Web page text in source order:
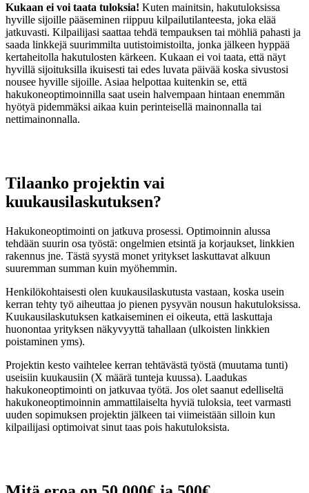
Kukaan ei voi taata tuloksia! Kuten mainitsin, hakutuloksissa
hyville sijoille pääseminen riippuu kilpailutilanteesta, joka elää
jatkuvasti. Kilpailijasi saattaa tehdä tempauksen tai möhliä pahasti ja
saada linkkejä suurimmilta uutistoimistoilta, jonka jälkeen hyppää
kertaheitolla hakutulosten kärkeen. Kukaan ei voi taata, että näyt
hyvillä sijoituksilla ikuisesti tai edes luvata päivää koska sivustosi
nousee hyville sijoille. Asiaa helpottaa kuitenkin se, että
hakukoneoptimoinnilla saat usein halvempaan hintaan enemmän
hyötyä pidemmäksi aikaa kuin perinteisellä mainonnalla tai
nettimainonnalla.
Tilaanko projektin vai
kuukausilaskutuksen?
Hakukoneoptimointi on jatkuva prosessi. Optimoinnin alussa
tehdään suurin osa työstä: ongelmien etsintä ja korjaukset, linkkien
rakennus jne. Tästä syystä monet yritykset laskuttavat alkuun
suuremman summan kuin myöhemmin.
Henkilökohtaisesti olen kuukausilaskutusta vastaan, koska usein
kerran tehty työ aiheuttaa jo pienen pysyvän nousun hakutuloksissa.
Kuukausilaskutuksen katkaiseminen ei oikeuta, että laskuttaja
huonontaa yrityksen näkyvyyttä tahallaan (ulkoisten linkkien
poistaminen yms).
Projektin kesto vaihtelee kerran tehtävästä työstä (muutama tunti)
useisiin kuukausiin (X määrä tunteja kuussa). Laadukas
hakukoneoptimointi on jatkuvaa työtä. Jos olet saanut edelliseltä
hakukoneoptimoinnin ammattilaiselta hyviä tuloksia, teet varmasti
uuden sopimuksen projektin jälkeen tai viimeistään silloin kun
kilpailijasi optimoivat sinut taas pois hakutuloksista.